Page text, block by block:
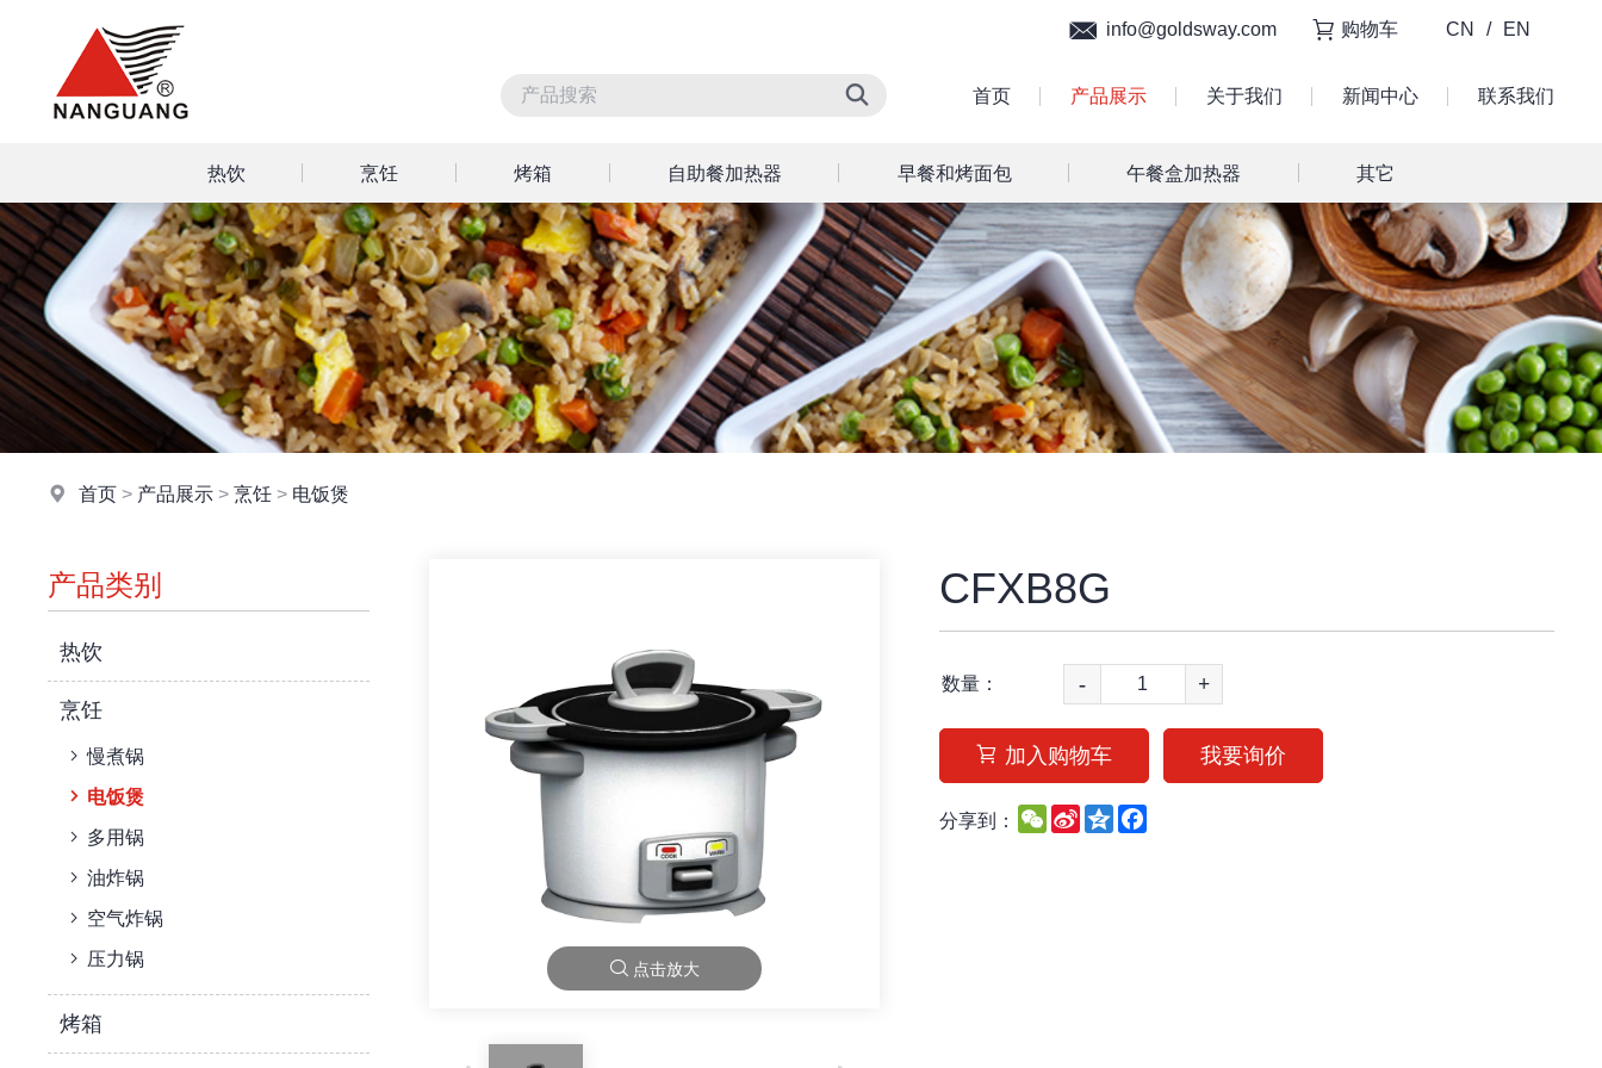
首页 产品展示 关于我们 新闻中心 联系我们
info@goldsway.com 购物车 CN / EN
热饮 烹饪 烤箱 自助餐加热器 早餐和烤面包 午餐盒加热器 其它
首页 > 产品展示 >烹饪 > 电饭煲
产品类别
热饮
烹饪
慢煮锅
电饭煲
多用锅
油炸锅
空气炸锅
压力锅
烤箱
点击放大
CFXB8G
数量： - +
加入购物车 我要询价
分享到： WeChat
Sina
Weibo
QzoneFacebook